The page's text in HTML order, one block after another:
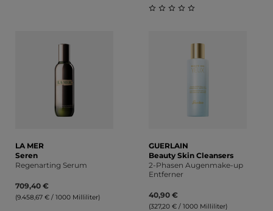
Durchschnittliche Bewertung von 0 von 5 Sternen
LA MER
Seren
Regenarting Serum
709,40 €
(9.458,67 € / 1000 Milliliter)
GUERLAIN
Beauty Skin Cleansers
2-Phasen Augenmake-up
Entferner
40,90 €
(327,20 € / 1000 Milliliter)